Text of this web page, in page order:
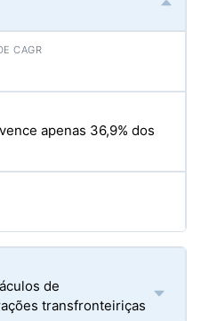
apenas 36,9% dos
de
transfronteiriças